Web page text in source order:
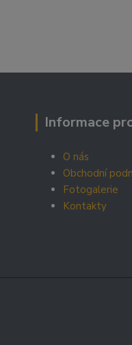
Informace
O nás
Obchodní
Fotogalerie
Kontakty